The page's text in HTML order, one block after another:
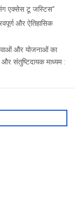
एक्सेस टू जस्टिस"
और ऐतिहासिक
और योजनाओं का
संतुष्टिदायक माध्यम :